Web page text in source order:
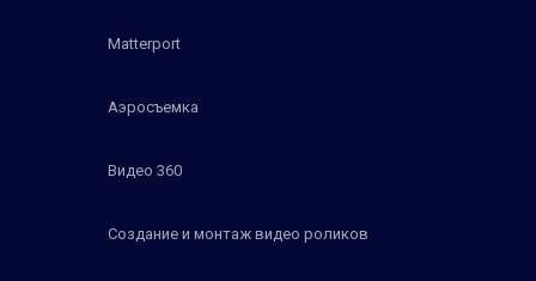
Matterport
Аэросъемка
Видео 360
Создание и монтаж видео роликов